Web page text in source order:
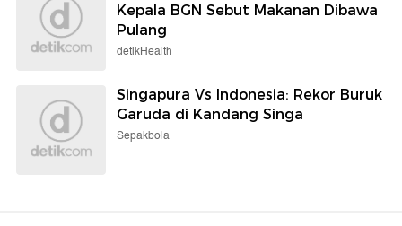
Kepala BGN Sebut Makanan Dibawa
Pulang
detikHealth
Singapura Vs Indonesia: Rekor Buruk
Garuda di Kandang Singa
Sepakbola